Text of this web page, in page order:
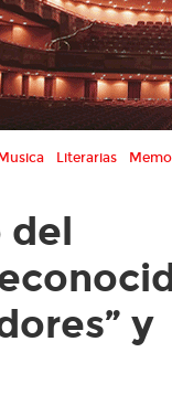
Musica Literarias
del
y